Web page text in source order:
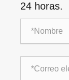
24 horas.